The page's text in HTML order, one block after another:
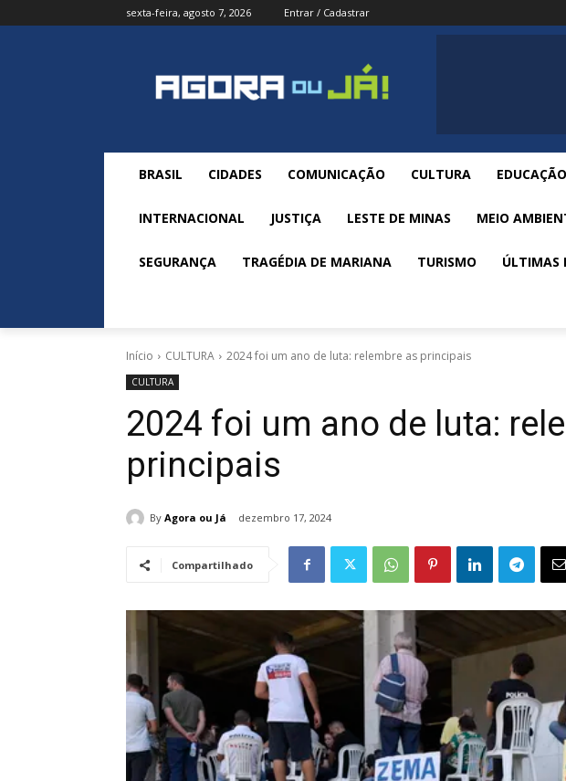
sexta-feira, agosto 7, 2026 Entrar / Cadastrar
BRASIL CIDADES COMUNICAÇÃO CULTURA EDUCAÇÃO
INTERNACIONAL JUSTIÇA LESTE DE MINAS MEIO
SEGURANÇA TRAGÉDIA DE MARIANA TURISMO ÚLTIMAS
Início CULTURA 2024 foi um ano de luta: relembre as principais
CULTURA
2024 foi um ano de luta:
principais
By Agora ou Já dezembro 17, 2024
Compartilhado